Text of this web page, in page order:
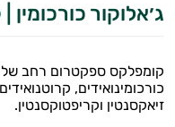
ג׳אלוקור כורכומין |
קומפלקס ספקטרום רחב של
כורכומינואידים,
זיאקסנטין וקריפטוקסנטין.